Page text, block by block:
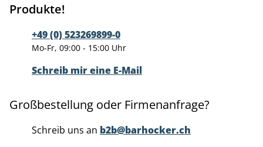
Produkte!
+49 (0) 523269899-0
Mo-Fr, 09:00 - 15:00 Uhr
Schreib mir eine E-Mail
Großbestellung oder Firmenanfrage?
Schreib uns an b2b@barhocker.ch